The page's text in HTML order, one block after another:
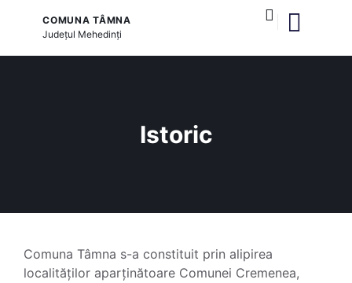
COMUNA TÂMNA
Județul Mehedinți
Istoric
Comuna Tâmna s-a constituit prin alipirea
localităților aparținătoare Comunei Cremenea,